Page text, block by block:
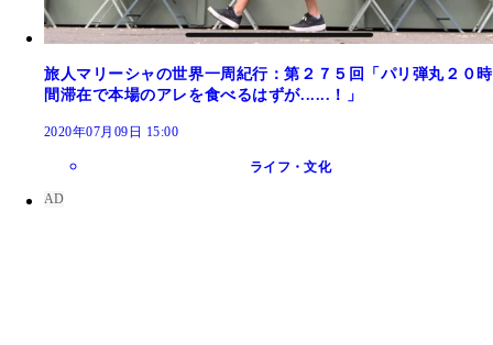
旅人マリーシャの世界一周紀行：第２７５回「パリ弾丸２０時
間滞在で本場のアレを食べるはずが......！」
2020年07月09日 15:00
ライフ・文化